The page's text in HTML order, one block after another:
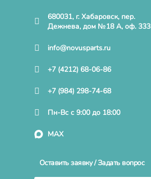
680031, г. Хабаровск, пер.
Дежнева, дом №18 А, оф. 333
info@novusparts.ru
+7 (4212) 68-06-86
+7 (984) 298-74-68
Пн-Вс с 9:00 до 18:00
MAX
Оставить заявку / Задать вопрос